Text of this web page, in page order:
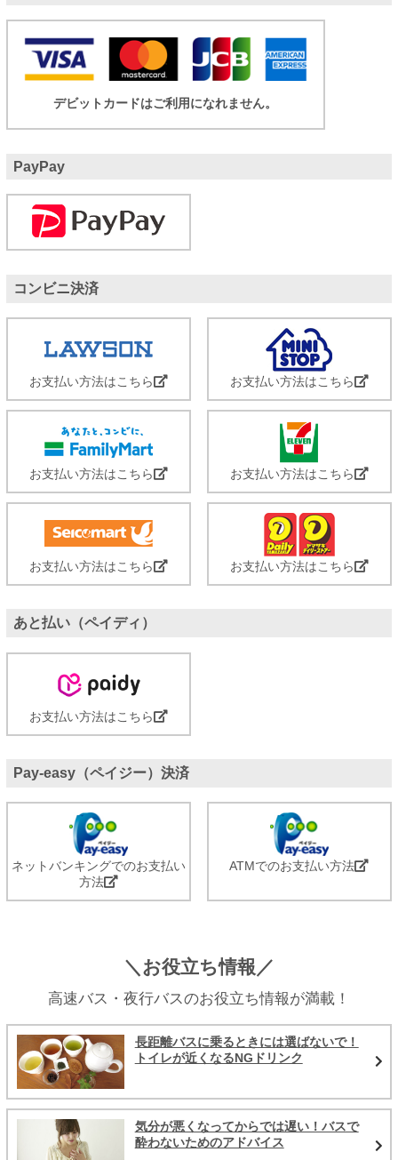
デビットカードはご利用になれません。
PayPay
コンビニ決済
お支払い方法はこちら お支払い方法はこちら
お支払い方法はこちら お支払い方法はこちら
お支払い方法はこちら お支払い方法はこちら
あと払い（ペイディ）
お支払い方法はこちら
Pay-easy（ペイジー）決済
ネットバンキングでのお支払い
方法
ATMでのお支払い方法
＼お役立ち情報／
高速バス・夜行バスのお役立ち情報が満載！
長距離バスに乗るときには選ばないで！
トイレが近くなるNGドリンク
気分が悪くなってからでは遅い！バスで
酔わないためのアドバイス